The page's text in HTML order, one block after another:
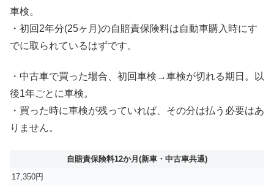
車検。
・初回2年分(25ヶ月)の自賠責保険料は自動車購入時にす
でに取られているはずです。
・中古車で買った場合、初回車検→車検が切れる期日。以
後1年ごとに車検。
・買った時に車検が残っていれば、その分は払う必要はあ
りません。
自賠責保険料12か月(新車・中古車共通)
17,350円